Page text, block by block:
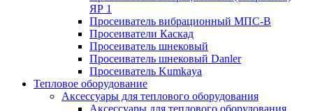
ЯР 1
Просеиватель вибрационный МПС-В
Просеиватели Каскад
Просеиватель шнековый
Просеиватель шнековый Danler
Просеиватель Kumkaya
Тепловое оборудование
Аксессуары для теплового оборудования
Аксессуары для теплового оборудования